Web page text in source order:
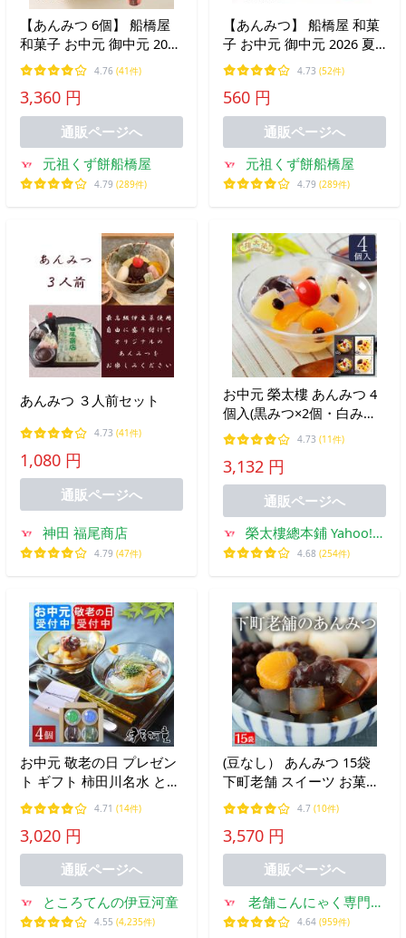
【あんみつ 6個】 船橋屋
和菓子 お中元 御中元 2026
夏ギフト ギフト プレゼン
ト 贈り物 贈答用 スイーツ
詰め合わせ 高級 老舗 人気
お取り寄せ 【冷蔵品】
4.76 (41件)
3,360 円
通販ページへ
元祖くず餅船橋屋
4.79 (289件)
【あんみつ】 船橋屋 和菓
子 お中元 御中元 2026 夏
ギフト ギフト プレゼント
贈り物 贈答用 スイーツ お
菓子 食べ物 高級 老舗 人
気 お取り寄せ 【冷蔵品】
4.73 (52件)
560 円
通販ページへ
元祖くず餅船橋屋
4.79 (289件)
あんみつ ３人前セット
4.73 (41件)
1,080 円
通販ページへ
神田 福尾商店
4.79 (47件)
お中元 榮太樓 あんみつ 4
個入(黒みつ×2個・白みつ
×2個) AM1
4.73 (11件)
3,132 円
通販ページへ
榮太樓總本鋪 Yahoo!シ
ョッピング店
4.68 (254件)
お中元 敬老の日 プレゼン
ト ギフト 柿田川名水 とこ
ろてん あんみつ 丸カップ
4個 セット 送料無料 和菓
子 ヘルシー 伊豆河童 手土
産 にも
4.71 (14件)
3,020 円
通販ページへ
ところてんの伊豆河童
4.55 (4,235件)
(豆なし） あんみつ 15袋
下町老舗 スイーツ お菓子
和菓子 2025 低カロリー 送
料無料 糖質制限 おやつ 低
糖質 ポイント消化 ポイン
ト利用 食品 爆買 母の日
4.7 (10件)
3,570 円
通販ページへ
老舗こんにゃく専門店
上原本店
4.64 (959件)